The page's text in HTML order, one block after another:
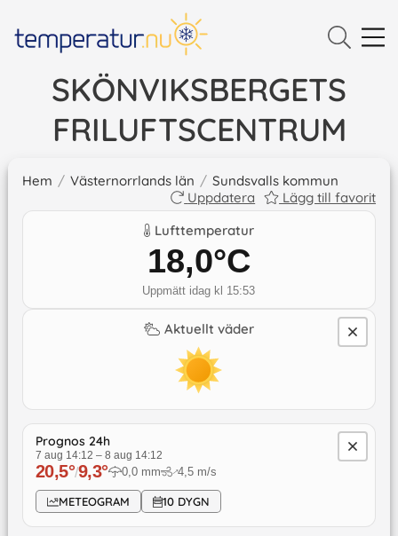
SKÖNVIKSBERGETS
FRILUFTSCENTRUM
Hem / Västernorrlands län / Sundsvalls kommun
Uppdatera
Lägg till favorit
Lufttemperatur
18,0°C
Uppmätt idag kl 15:53
Aktuellt väder
Prognos 24h
7 aug 14:12 – 8 aug 14:12
20,5°/9,3° 0,0mm ↓4,5m/s
METEOGRAM 10 DYGN